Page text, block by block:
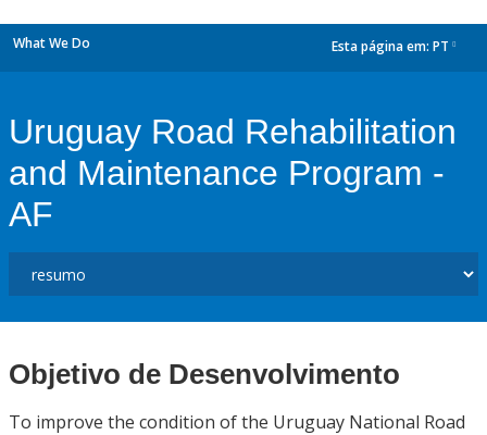
What We Do Esta página em: PT
Uruguay Road Rehabilitation
and Maintenance Program -
AF
Objetivo de Desenvolvimento
To improve the condition of the Uruguay National Road